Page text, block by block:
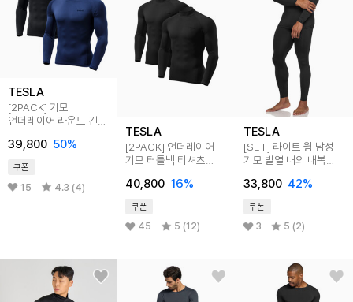
TESLA
[2PACK] 기모
언더레이어 라운드 긴팔
39,800 50%
쿠폰
15 4.3 (4)
TESLA
[2PACK] 언더레이어
기모 터틀넥 티셔츠
YUT22
40,800 16%
쿠폰
45 5 (12)
TESLA
[SET] 라이트 웜 남성
기모 발열 내의 내복
33,800 42%
쿠폰
3 5 (2)